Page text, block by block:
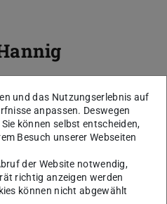
und das Nutzungserlebnis auf
anpassen. Deswegen
können selbst entscheiden,
Besuch unserer Webseiten
der Website notwendig,
richtig anzeigen werden
können nicht abgewählt